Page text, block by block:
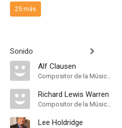
25 más
Sonido
Alf Clausen
Compositor de la Música Original, Música
Richard Lewis Warren
Compositor de la Música Original, Música
Lee Holdridge